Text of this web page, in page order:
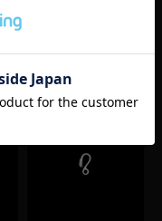
¥ 440(税込)